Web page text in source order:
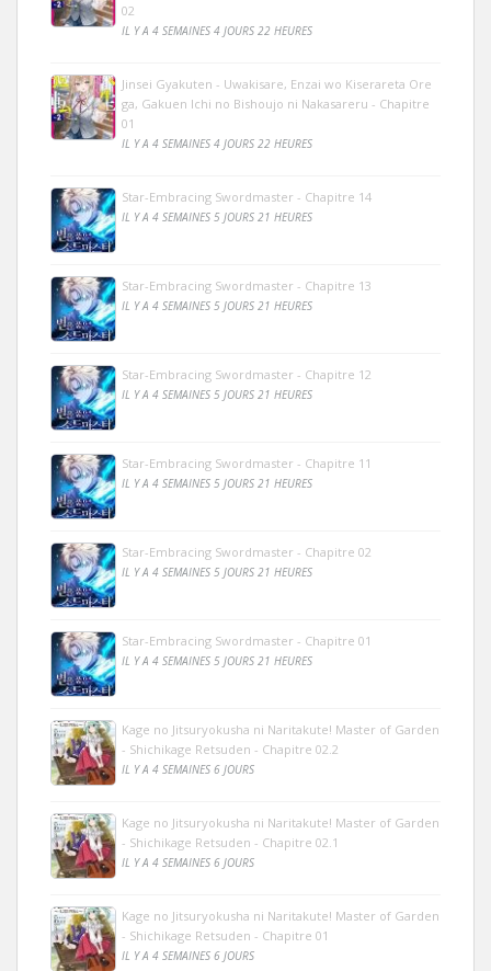
02
IL Y A 4 SEMAINES 4 JOURS 22 HEURES
Jinsei Gyakuten - Uwakisare, Enzai wo Kiserareta Ore
ga, Gakuen Ichi no Bishoujo ni Nakasareru - Chapitre
01
IL Y A 4 SEMAINES 4 JOURS 22 HEURES
Star-Embracing Swordmaster - Chapitre 14
IL Y A 4 SEMAINES 5 JOURS 21 HEURES
Star-Embracing Swordmaster - Chapitre 13
IL Y A 4 SEMAINES 5 JOURS 21 HEURES
Star-Embracing Swordmaster - Chapitre 12
IL Y A 4 SEMAINES 5 JOURS 21 HEURES
Star-Embracing Swordmaster - Chapitre 11
IL Y A 4 SEMAINES 5 JOURS 21 HEURES
Star-Embracing Swordmaster - Chapitre 02
IL Y A 4 SEMAINES 5 JOURS 21 HEURES
Star-Embracing Swordmaster - Chapitre 01
IL Y A 4 SEMAINES 5 JOURS 21 HEURES
Kage no Jitsuryokusha ni Naritakute! Master of Garden
- Shichikage Retsuden - Chapitre 02.2
IL Y A 4 SEMAINES 6 JOURS
Kage no Jitsuryokusha ni Naritakute! Master of Garden
- Shichikage Retsuden - Chapitre 02.1
IL Y A 4 SEMAINES 6 JOURS
Kage no Jitsuryokusha ni Naritakute! Master of Garden
- Shichikage Retsuden - Chapitre 01
IL Y A 4 SEMAINES 6 JOURS